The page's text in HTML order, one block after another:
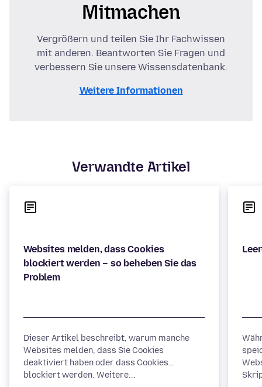
Mitmachen
Vergrößern und teilen Sie Ihr Fachwissen
mit anderen. Beantworten Sie Fragen und
verbessern Sie unsere Wissensdatenbank.
Weitere Informationen
Verwandte Artikel
Websites melden, dass Cookies
blockiert werden – so beheben Sie das
Problem
Dieser Artikel beschreibt, warum manche
Websites melden, dass Sie Cookies
deaktiviert haben oder dass Cookies
blockiert werden. Weitere...